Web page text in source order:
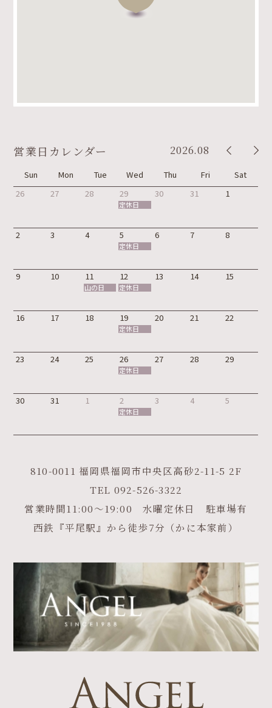
営業日カレンダー 2026.08
Sun Mon Tue Wed Thu Fri
Sat
26
27 28 29
定休日
30 31 1
2 3 4 5
定休日
6 7 8
9 10 11
山の日
12
定休日
13 14 15
16 17 18 19
定休日
20 21 22
23 24 25 26
定休日
27 28 29
30 31 1 2
定休日
3 4 5
810-0011 福岡県福岡市中央区高砂2-11-5 2F
TEL 092-526-3322
営業時間11:00～19:00 水曜定休日 駐車場有
西鉄『平尾駅』から徒歩7分（かに本家前）